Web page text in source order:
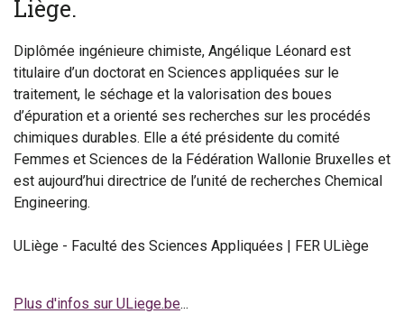
Liège.
Diplômée ingénieure chimiste, Angélique Léonard est
titulaire d’un doctorat en Sciences appliquées sur le
traitement, le séchage et la valorisation des boues
d’épuration et a orienté ses recherches sur les procédés
chimiques durables. Elle a été présidente du comité
Femmes et Sciences de la Fédération Wallonie Bruxelles et
est aujourd’hui directrice de l’unité de recherches Chemical
Engineering.
ULiège - Faculté des Sciences Appliquées | FER ULiège
Plus d'infos sur ULiege.be...